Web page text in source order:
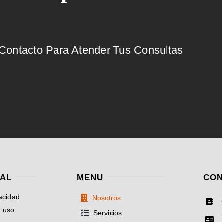
Para Atender Tus Consultas
uso
MENU
Nosotros
Servicios